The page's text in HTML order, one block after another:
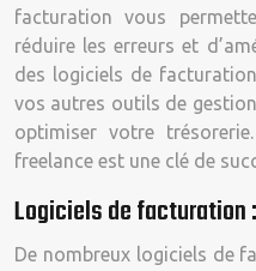
facturation vous
réduire les erreurs et
des logiciels de
vos autres outils de
optimiser votre
freelance est une clé de
Logiciels de facturation
De nombreux logiciels de